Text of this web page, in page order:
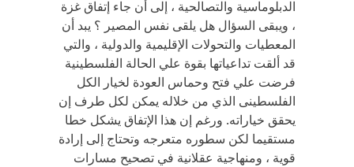
الدبلوماسية والتصالحية ، إلى أن جاء إتفاق غزة
، ويبقى السؤال هل يلقى نفس المصير ؟ يبد أن
المعطيات والتحولات الإقليمية والدولية ، والتي
قد ألقت تداعياتها بقوة علي الحالة الفلسطينية
فرضت علي فتح وحماس العودة لخيار الكل
الفلسطينى الذي من خلاله يمكن لكل طرف إن
يحقق خياراته. ورغم إن هذا الإتفاق يشكل خطا
مستقيما لكن سطوره متعرجه وتحتاج إلى إرادة
قوية ، ومنهاجية عقلانية في تصحيح مسارات